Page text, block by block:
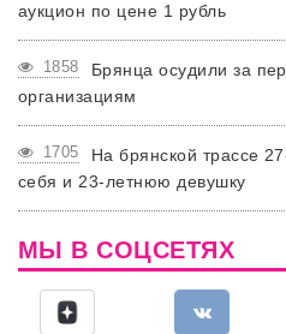
аукцион по цене 1 рубль
1858
Брянца осудили за
организациям
1705
На брянской трассе
себя и 23-летнюю девушку
МЫ В СОЦСЕТЯХ